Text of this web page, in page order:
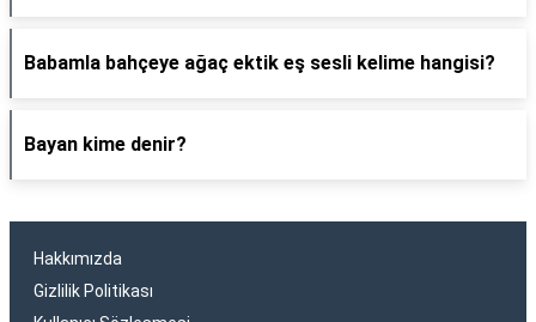
Babamla bahçeye ağaç ektik eş sesli kelime hangisi?
Bayan kime denir?
Hakkımızda
Gizlilik Politikası